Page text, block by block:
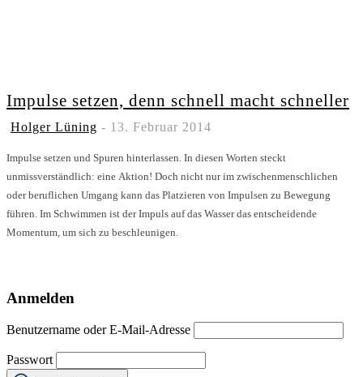
Impulse setzen, denn schnell macht schneller
Holger Lüning - 13. Februar 2014
Impulse setzen und Spuren hinterlassen. In diesen Worten steckt
unmissverständlich: eine Aktion! Doch nicht nur im zwischenmenschlichen
oder beruflichen Umgang kann das Platzieren von Impulsen zu Bewegung
führen. Im Schwimmen ist der Impuls auf das Wasser das entscheidende
Momentum, um sich zu beschleunigen.
Anmelden
Benutzername oder E-Mail-Adresse
Passwort